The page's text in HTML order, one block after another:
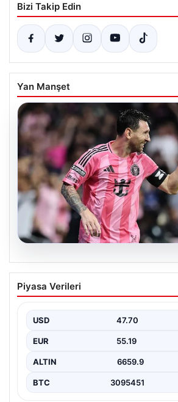
Bizi Takip Edin
Yan Manşet
06.08.2026
Dünya Kupası rüzgârı
Inter Miami’nin geri
karşısında geriye düştüğü bir
Piyasa Verileri
USD 47.70
EUR 55.19
ALTIN 6659.9
BTC 3095451